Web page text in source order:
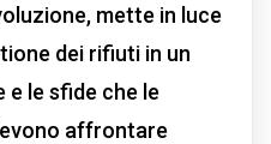
mette in luce
dei rifiuti in un
le sfide che le
affrontare